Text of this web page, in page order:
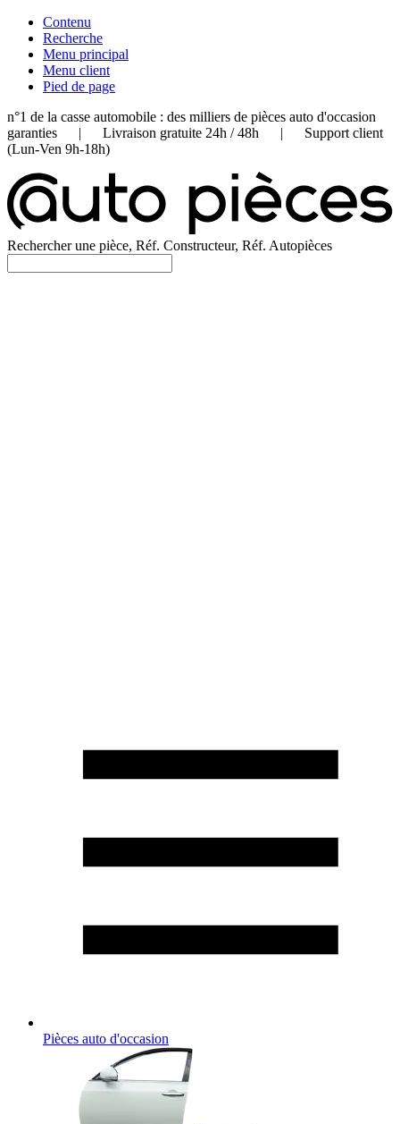
Contenu
Recherche
Menu principal
Menu client
Pied de page
n°1 de la casse automobile : des milliers de pièces auto d'occasion
garanties | Livraison gratuite 24h / 48h | Support client
(Lun-Ven 9h-18h)
Rechercher une pièce, Réf. Constructeur, Réf. Autopièces
Pièces auto d'occasion